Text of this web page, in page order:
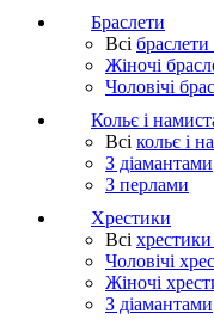
Браслети
Всі
Жіночі
Чоловічі
Кольє і
Всі кольє і
З діамантами
З перлами
Хрестики
Всі
Чоловічі
Жіночі
З діамантами